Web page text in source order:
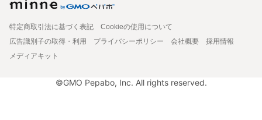
特定商取引法に基づく表記
Cookieの使用について
広告識別子の取得・利用
プライバシーポリシー 会社概要
採用情報
メディアキット
©GMO Pepabo, Inc. All rights reserved.